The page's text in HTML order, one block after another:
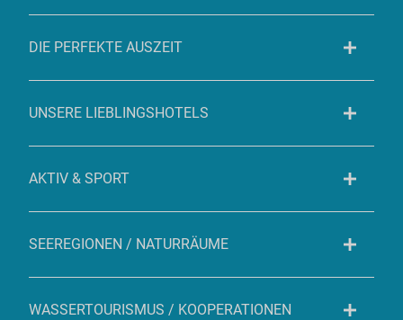
DIE PERFEKTE AUSZEIT
UNSERE LIEBLINGSHOTELS
AKTIV & SPORT
SEEREGIONEN / NATURRÄUME
WASSERTOURISMUS / KOOPERATIONEN